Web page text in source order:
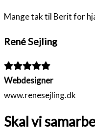
Mange tak til Berit for
René Sejling
Filled
star
Filled
star
Filled
star
Filled
star
Filled
star
Webdesigner
www.renesejling.dk
Skal vi